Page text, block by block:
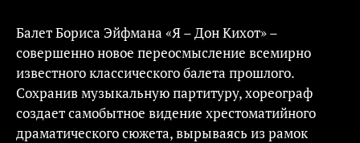
Балет Бориса Эйфмана «Я – Дон Кихот» –
совершенно новое переосмысление всемирно
известного классического балета прошлого.
Сохранив музыкальную партитуру, хореограф
создает самобытное видение хрестоматийного
драматического сюжета, вырываясь из рамок